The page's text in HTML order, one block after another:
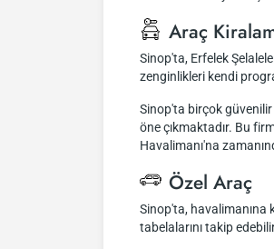
Araç
Sinop'ta, Erfelek
zenginlikleri kendi
Sinop'ta birçok
öne çıkmaktadır. Bu
Havalimanı'na
Özel Araç
Sinop'ta, havalimanına
tabelalarını takip